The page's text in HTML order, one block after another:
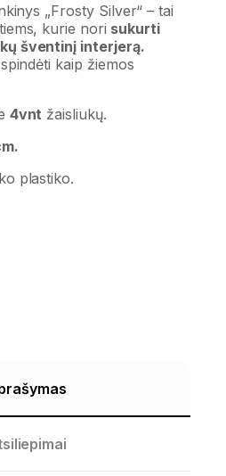
„Frosty Silver“ – tai
kurie nori sukurti
šventinį interjerą.
kaip žiemos
4vnt žaisliukų.
plastiko.